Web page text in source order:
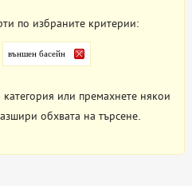
по избраните критерии:
външен басейн
или премахнете някои
обхвата на търсене.